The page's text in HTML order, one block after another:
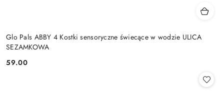
Glo Pals ABBY 4 Kostki sensoryczne świecące w wodzie ULICA
SEZAMKOWA
Cena:
59.00